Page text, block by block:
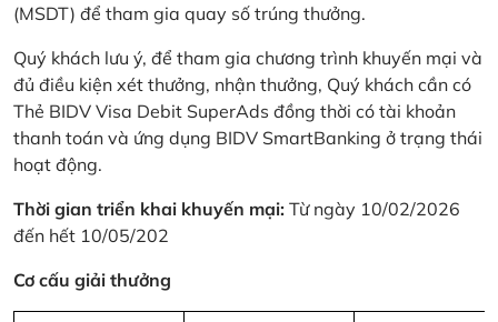
(MSDT) để tham gia quay số trúng thưởng.
Quý khách lưu ý, để tham gia chương trình khuyến mại và
đủ điều kiện xét thưởng, nhận thưởng, Quý khách cần có
Thẻ BIDV Visa Debit SuperAds đồng thời có tài khoản
thanh toán và ứng dụng BIDV SmartBanking ở trạng thái
hoạt động.
Thời gian triển khai khuyến mại: Từ ngày 10/02/2026
đến hết 10/05/202
Cơ cấu giải thưởng